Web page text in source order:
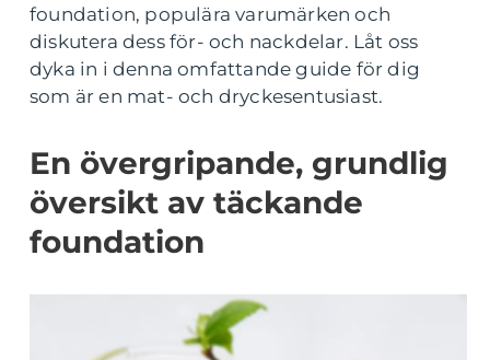
foundation, populära varumärken och
diskutera dess för- och nackdelar. Låt oss
dyka in i denna omfattande guide för dig
som är en mat- och dryckesentusiast.
En övergripande, grundlig
översikt av täckande
foundation